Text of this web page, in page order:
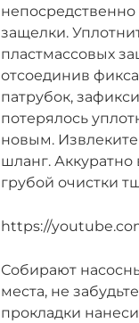
защелки.
пластмассовых
отсоединив
патрубок,
потерялось
новым.
шланг. Аккуратно
грубой очистки
https://
Собирают
места, не
прокладки